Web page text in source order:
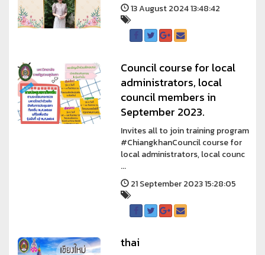
13 August 2024 13:48:42
Council course for local
administrators, local
council members in
September 2023.
Invites all to join training program
#ChiangkhanCouncil course for
local administrators, local counc
...
21 September 2023 15:28:05
thai